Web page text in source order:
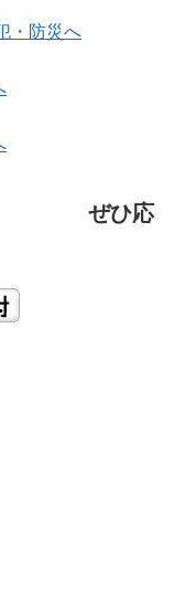
す📻 ぜひ応